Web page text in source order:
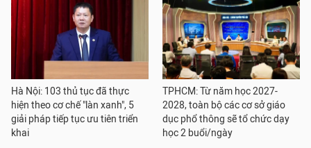
Hà Nội: 103 thủ tục đã thực
hiện theo cơ chế "làn xanh", 5
giải pháp tiếp tục ưu tiên triển
khai
TPHCM: Từ năm học 2027-
2028, toàn bộ các cơ sở giáo
dục phổ thông sẽ tổ chức dạy
học 2 buổi/ngày